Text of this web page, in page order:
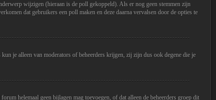
wijzigen (hieraan is de poll gekoppeld). Als er nog geen stemmen zijn
dat gebruikers een poll maken en deze daarna vervalsen door de opties te
je alleen van moderators of beheerders krijgen, zij zijn dus ook degene die je
helemaal geen bijlagen mag toevoegen, of dat alleen de beheerders groep dit